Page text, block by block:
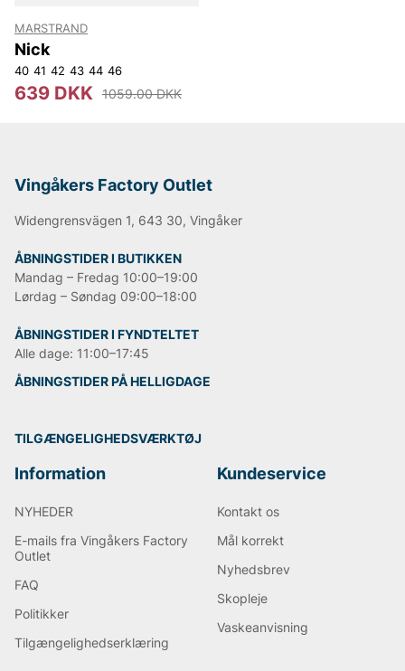
MARSTRAND
Nick
40 41 42 43 44 46
639 DKK 1059.00 DKK
Vingåkers Factory Outlet
Widengrensvägen 1, 643 30, Vingåker
ÅBNINGSTIDER I BUTIKKEN
Mandag – Fredag 10:00–19:00
Lørdag – Søndag 09:00–18:00
ÅBNINGSTIDER I FYNDTELTET
Alle dage: 11:00–17:45
ÅBNINGSTIDER PÅ HELLIGDAGE
TILGÆNGELIGHEDSVÆRKTØJ
Information
NYHEDER
E-mails fra Vingåkers Factory
Outlet
FAQ
Politikker
Tilgængelighedserklæring
Kundeservice
Kontakt os
Mål korrekt
Nyhedsbrev
Skopleje
Vaskeanvisning